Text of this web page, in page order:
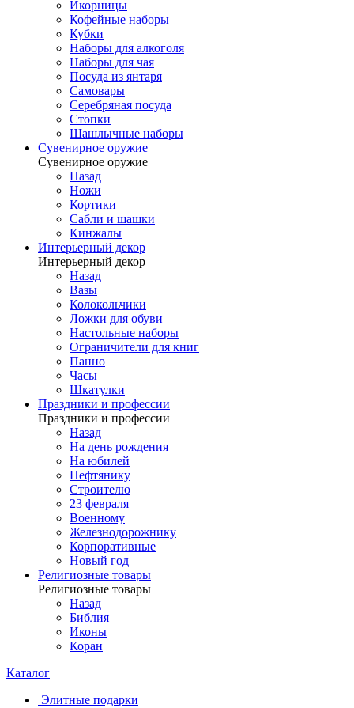
Икорницы
Кофейные наборы
Кубки
Наборы для алкоголя
Наборы для чая
Посуда из янтаря
Самовары
Серебряная посуда
Стопки
Шашлычные наборы
Сувенирное оружие
Сувенирное оружие
Назад
Ножи
Кортики
Сабли и шашки
Кинжалы
Интерьерный декор
Интерьерный декор
Назад
Вазы
Колокольчики
Ложки для обуви
Настольные наборы
Ограничители для книг
Панно
Часы
Шкатулки
Праздники и профессии
Праздники и профессии
Назад
На день рождения
На юбилей
Нефтянику
Строителю
23 февраля
Военному
Железнодорожнику
Корпоративные
Новый год
Религиозные товары
Религиозные товары
Назад
Библия
Иконы
Коран
Каталог
Элитные подарки